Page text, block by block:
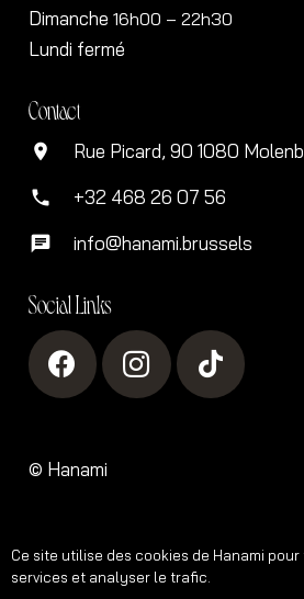
Dimanche 16h00 – 22h30
Lundi fermé
Contact
location_on Rue Picard, 90 1080
phone +32 468 26 07 56
chat info@hanami.brussels
Social Links
© Hanami
Ce site utilise des cookies de Hanami
services et analyser le trafic.